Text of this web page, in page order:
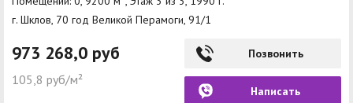
г. Шклов, 70 год Великой Перамоги, 91/1
973 268,0 руб
105,8 руб/м²
Позвонить
Написать